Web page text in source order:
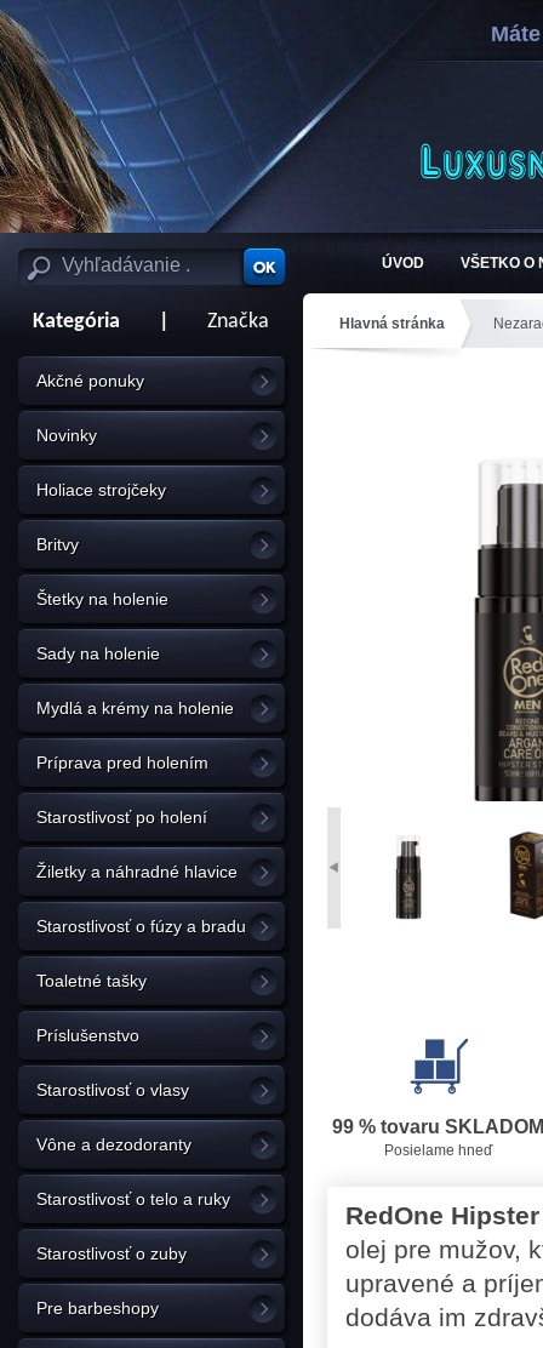
ÚVOD VŠETKO O
Kategória Značka
Akčné ponuky
Novinky
Holiace strojčeky
Britvy
Štetky na holenie
Sady na holenie
Mydlá a krémy na holenie
Príprava pred holením
Starostlivosť po holení
Žiletky a náhradné hlavice
Starostlivosť o fúzy a bradu
Toaletné tašky
Príslušenstvo
Starostlivosť o vlasy
Vône a dezodoranty
Starostlivosť o telo a ruky
Starostlivosť o zuby
Pre barbeshopy
Hlavná stránka
99 % tovaru SKLADOM
Posielame hneď
RedOne
olej pre mužov,
upravené a
dodáva im